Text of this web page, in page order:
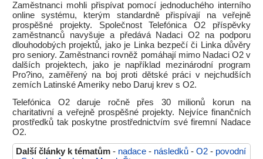
Zaměstnanci mohli přispívat pomocí jednoduchého interního
online systému, kterým standardně přispívají na veřejně
prospěšné projekty. Společnost Telefónica O2 příspěvky
zaměstnanců navyšuje a předává Nadaci O2 na podporu
dlouhodobých projektů, jako je Linka bezpečí či Linka důvěry
pro seniory. Zaměstnanci rovněž pomáhají mimo Nadaci O2 v
dalších projektech, jako je například mezinárodní program
Pro?ino, zaměřený na boj proti dětské práci v nejchudších
zemích Latinské Ameriky nebo Daruj krev s O2.
Telefónica O2 daruje ročně přes 30 milionů korun na
charitativní a veřejně prospěšné projekty. Nejvíce finančních
prostředků tak poskytne prostřednictvím své firemní Nadace
O2.
Další články k tématům - nadace - následků - O2 - povodní